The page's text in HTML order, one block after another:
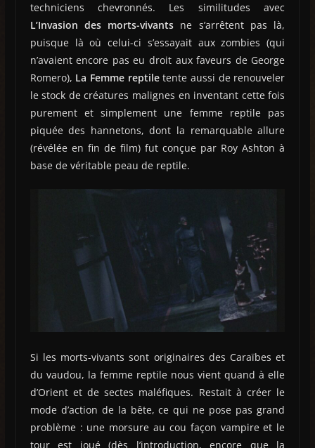
techniciens chevronnés. Les similitudes avec
L’Invasion des morts-vivants ne s’arrêtent pas là,
puisque là où celui-ci s’essayait aux zombies (qui
n’avaient encore pas eu droit aux faveurs de George
Romero), La Femme reptiletente aussi de renouveler
le stock de créatures malignes en inventant cette fois
purement et simplement une femme reptile pas
piquée des hannetons, dont la remarquable allure
(révélée en fin de film) fut conçue par Roy Ashton à
base de véritable peau de reptile.
Si les morts-vivants sont originaires des Caraïbes et
du vaudou, la femme reptile nous vient quand à elle
d’Orient et de sectes maléfiques. Restait à créer le
mode d’action de la bête, ce qui ne pose pas grand
problème : une morsure au cou façon vampire et le
tour est joué (dès l’introduction, encore que la